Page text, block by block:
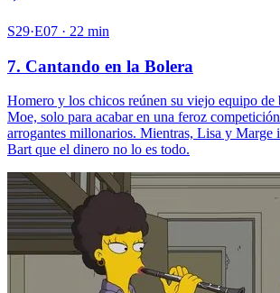
S29·E07 · 22 min
7. Cantando en la Bolera
Homero y los chicos reúnen su viejo equipo de
Moe, solo para acabar en una feroz
arrogantes millonarios. Mientras, Lisa y Marge
Bart que el dinero no lo es todo.